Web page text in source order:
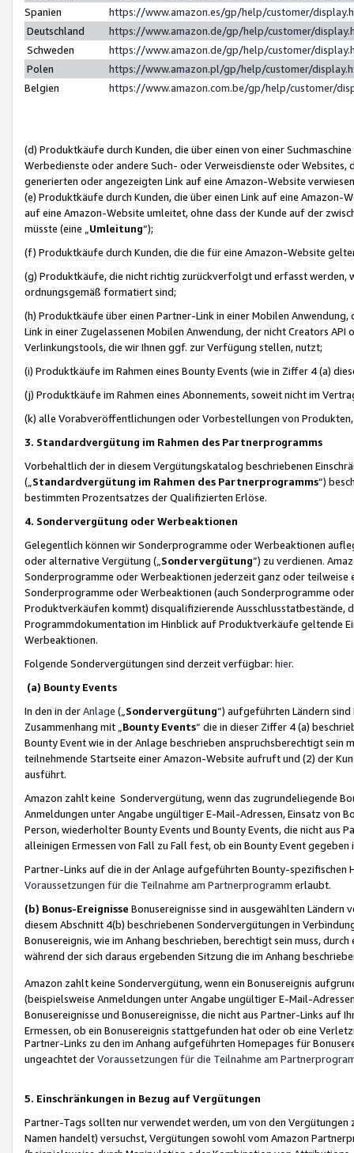
Spanien
https://www.amazon.es/gp/help/customer/
Deutschland
https://www.amazon.de/gp/help/customer/
Schweden
https://www.amazon.de/gp/help/customer/
Polen
https://www.amazon.pl/gp/help/customer/
Belgien
https://www.amazon.com.be/gp/help/customer/
(d) Produktkäufe durch Kunden, die über einen von einer
Werbedienste oder andere Such- oder Verweisdienste oder Websites,
generierten oder angezeigten Link auf eine Amazon-Website
(e) Produktkäufe durch Kunden, die über einen Link auf eine
auf eine Amazon-Website umleitet, ohne dass der Kunde auf der
müsste (eine „ Umleitung“);
(f) Produktkäufe durch Kunden, die die für eine Amazon-Website
(g) Produktkäufe, die nicht richtig zurückverfolgt und erfasst werden,
ordnungsgemäß formatiert sind;
(h) Produktkäufe über einen Partner-Link in einer Mobilen
Link in einer Zugelassenen Mobilen Anwendung, der nicht Creators
Verlinkungstools, die wir Ihnen ggf. zur Verfügung stellen, nutzt;
(i) Produktkäufe im Rahmen eines Bounty Events (wie in Ziffer 4 (a)
(j) Produktkäufe im Rahmen eines Abonnements, soweit nicht im
(k) alle Vorabveröffentlichungen oder Vorbestellungen von
3. Standardvergütung im Rahmen des Partnerprogramms
Vorbehaltlich der in diesem Vergütungskatalog beschriebenen
(„ Standardvergütung im Rahmen des Partnerprogramms“)
bestimmten Prozentsatzes der Qualifizierten Erlöse.
4. Sondervergütung oder Werbeaktionen
Gelegentlich können wir Sonderprogramme oder Werbeaktionen
oder alternative Vergütung („ Sondervergütung”) zu verdienen.
Sonderprogramme oder Werbeaktionen jederzeit ganz oder
Sonderprogramme oder Werbeaktionen (auch Sonderprogramme
Produktverkäufen kommt) disqualifizierende Ausschlusstatbestände,
Programmdokumentation im Hinblick auf Produktverkäufe geltende
Werbeaktionen.
Folgende Sondervergütungen sind derzeit verfügbar: hier.
(a) Bounty Events
In den in derAnlage („ Sondervergütung“) aufgeführten Ländern
Zusammenhang mit „ Bounty Events“ die in dieser Ziffer 4 (a)
Bounty Event wie in der Anlage beschrieben anspruchsberechtigt sein
teilnehmende Startseite einer Amazon-Website aufruft und (2) der
ausführt.
Amazon zahlt keine Sondervergütung, wenn das zugrundeliegende
Anmeldungen unter Angabe ungültiger E-Mail-Adressen, Einsatz von
Person, wiederholter Bounty Events und Bounty Events, die nicht
alleinigen Ermessen von Fall zu Fall fest, ob ein Bounty Event
Partner-Links auf die in der Anlage aufgeführten Bounty-spezifischen
Voraussetzungen für die Teilnahme am Partnerprogramm erlaubt.
(b) Bonus-Ereignisse Bonusereignisse sind in ausgewählten Ländern
diesem Abschnitt 4(b) beschriebenen Sondervergütungen in
Bonusereignis, wie im Anhang beschrieben, berechtigt sein muss,
während der sich daraus ergebenden Sitzung die im Anhang
Amazon zahlt keine Sondervergütung, wenn ein Bonusereignis
(beispielsweise Anmeldungen unter Angabe ungültiger E-Mail-
Bonusereignisse und Bonusereignisse, die nicht aus Partner-Links auf
Ermessen, ob ein Bonusereignis stattgefunden hat oder ob eine
Partner-Links zu den im Anhang aufgeführten Homepages für
ungeachtet derVoraussetzungen für die Teilnahme am
5. Einschränkungen in Bezug auf Vergütungen
Partner-Tags sollten nur verwendet werden, um von den
Namen handelt) versuchst, Vergütungen sowohl vom Amazon